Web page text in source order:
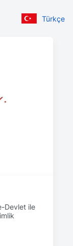
Türkçe
Devlet ile